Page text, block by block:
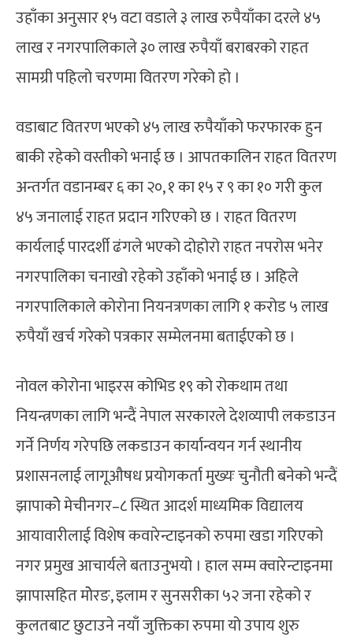
उहाँका अनुसार १५ वटा वडाले ३ लाख रुपैयाँका दरले ४५
लाख र नगरपालिकाले ३० लाख रुपैयाँ बराबरको राहत
सामग्री पहिलो चरणमा वितरण गरेको हो ।
वडाबाट वितरण भएको ४५ लाख रुपैयाँको फरफारक हुन
बाकी रहेको वस्तीको भनाई छ । आपतकालिन राहत वितरण
अन्तर्गत वडानम्बर ६ का २०, १ का १५ र ९ का १० गरी कुल
४५ जनालाई राहत प्रदान गरिएको छ । राहत वितरण
कार्यलाई पारदर्शी ढंगले भएको दोहोरो राहत नपरोस भनेर
नगरपालिका चनाखो रहेको उहाँको भनाई छ । अहिले
नगरपालिकाले कोरोना नियनत्रणका लागि १ करोड ५ लाख
रुपैयाँ खर्च गरेको पत्रकार सम्मेलनमा बताईएको छ ।
नोवल कोरोना भाइरस कोभिड १९ को रोकथाम तथा
नियन्त्रणका लागि भन्दैं नेपाल सरकारले देशव्यापी लकडाउन
गर्ने निर्णय गरेपछि लकडाउन कार्यान्वयन गर्न स्थानीय
प्रशासनलाई लागूऔषध प्रयोगकर्ता मुख्यः चुनौती बनेको भन्दैं
झापाकोे मेचीनगर–८ स्थित आदर्श माध्यमिक विद्यालय
आयावारीलाई विशेष कवारेन्टाइनको रुपमा खडा गरिएको
नगर प्रमुख आचार्यले बताउनुभयो । हाल सम्म क्वारेन्टाइनमा
झापासहित मोेरङ, इलाम र सुनसरीका ५२ जना रहेको र
कुलतबाट छुटाउने नयाँ जुक्तिका रुपमा यो उपाय शुरु